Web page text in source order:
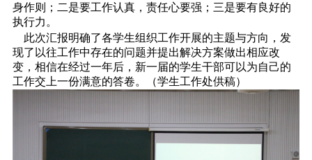
身作则；二是要工作认真，责任心要强；三是要有良好的
执行力。
此次汇报明确了各学生组织工作开展的主题与方向，发
现了以往工作中存在的问题并提出解决方案做出相应改
变，相信在经过一年后，新一届的学生干部可以为自己的
工作交上一份满意的答卷。（学生工作处供稿）